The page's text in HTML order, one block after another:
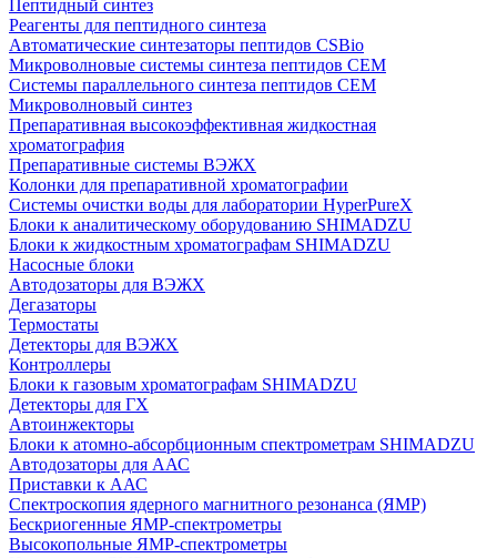
Пептидный синтез
Реагенты для пептидного синтеза
Автоматические синтезаторы пептидов CSBio
Микроволновые системы синтеза пептидов CEM
Системы параллельного синтеза пептидов CEM
Микроволновый синтез
Препаративная высокоэффективная жидкостная
хроматография
Препаративные системы ВЭЖХ
Колонки для препаративной хроматографии
Системы очистки воды для лаборатории HyperPureX
Блоки к аналитическому оборудованию SHIMADZU
Блоки к жидкостным хроматографам SHIMADZU
Насосные блоки
Автодозаторы для ВЭЖХ
Дегазаторы
Термостаты
Детекторы для ВЭЖХ
Контроллеры
Блоки к газовым хроматографам SHIMADZU
Детекторы для ГХ
Автоинжекторы
Блоки к атомно-абсорбционным спектрометрам SHIMADZU
Автодозаторы для ААС
Приставки к ААС
Спектроскопия ядерного магнитного резонанса (ЯМР)
Бескриогенные ЯМР‑спектрометры
Высокопольные ЯМР‑спектрометры